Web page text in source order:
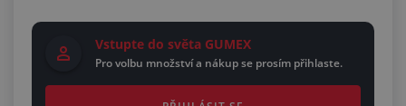
Vstupte do světa GUMEX
Pro volbu množství a nákup se prosím přihlaste.